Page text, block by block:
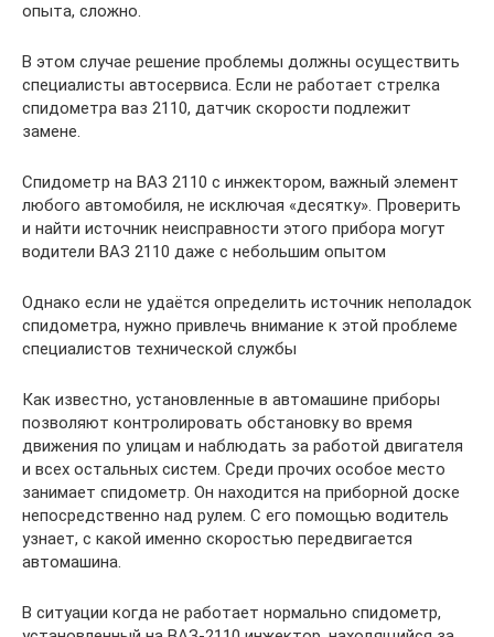
опыта, сложно.
В этом случае решение проблемы должны осуществить
специалисты автосервиса. Если не работает стрелка
спидометра ваз 2110, датчик скорости подлежит
замене.
Спидометр на ВАЗ 2110 с инжектором, важный элемент
любого автомобиля, не исключая «десятку». Проверить
и найти источник неисправности этого прибора могут
водители ВАЗ 2110 даже с небольшим опытом
Однако если не удаётся определить источник неполадок
спидометра, нужно привлечь внимание к этой проблеме
специалистов технической службы
Как известно, установленные в автомашине приборы
позволяют контролировать обстановку во время
движения по улицам и наблюдать за работой двигателя
и всех остальных систем. Среди прочих особое место
занимает спидометр. Он находится на приборной доске
непосредственно над рулем. С его помощью водитель
узнает, с какой именно скоростью передвигается
автомашина.
В ситуации когда не работает нормально спидометр,